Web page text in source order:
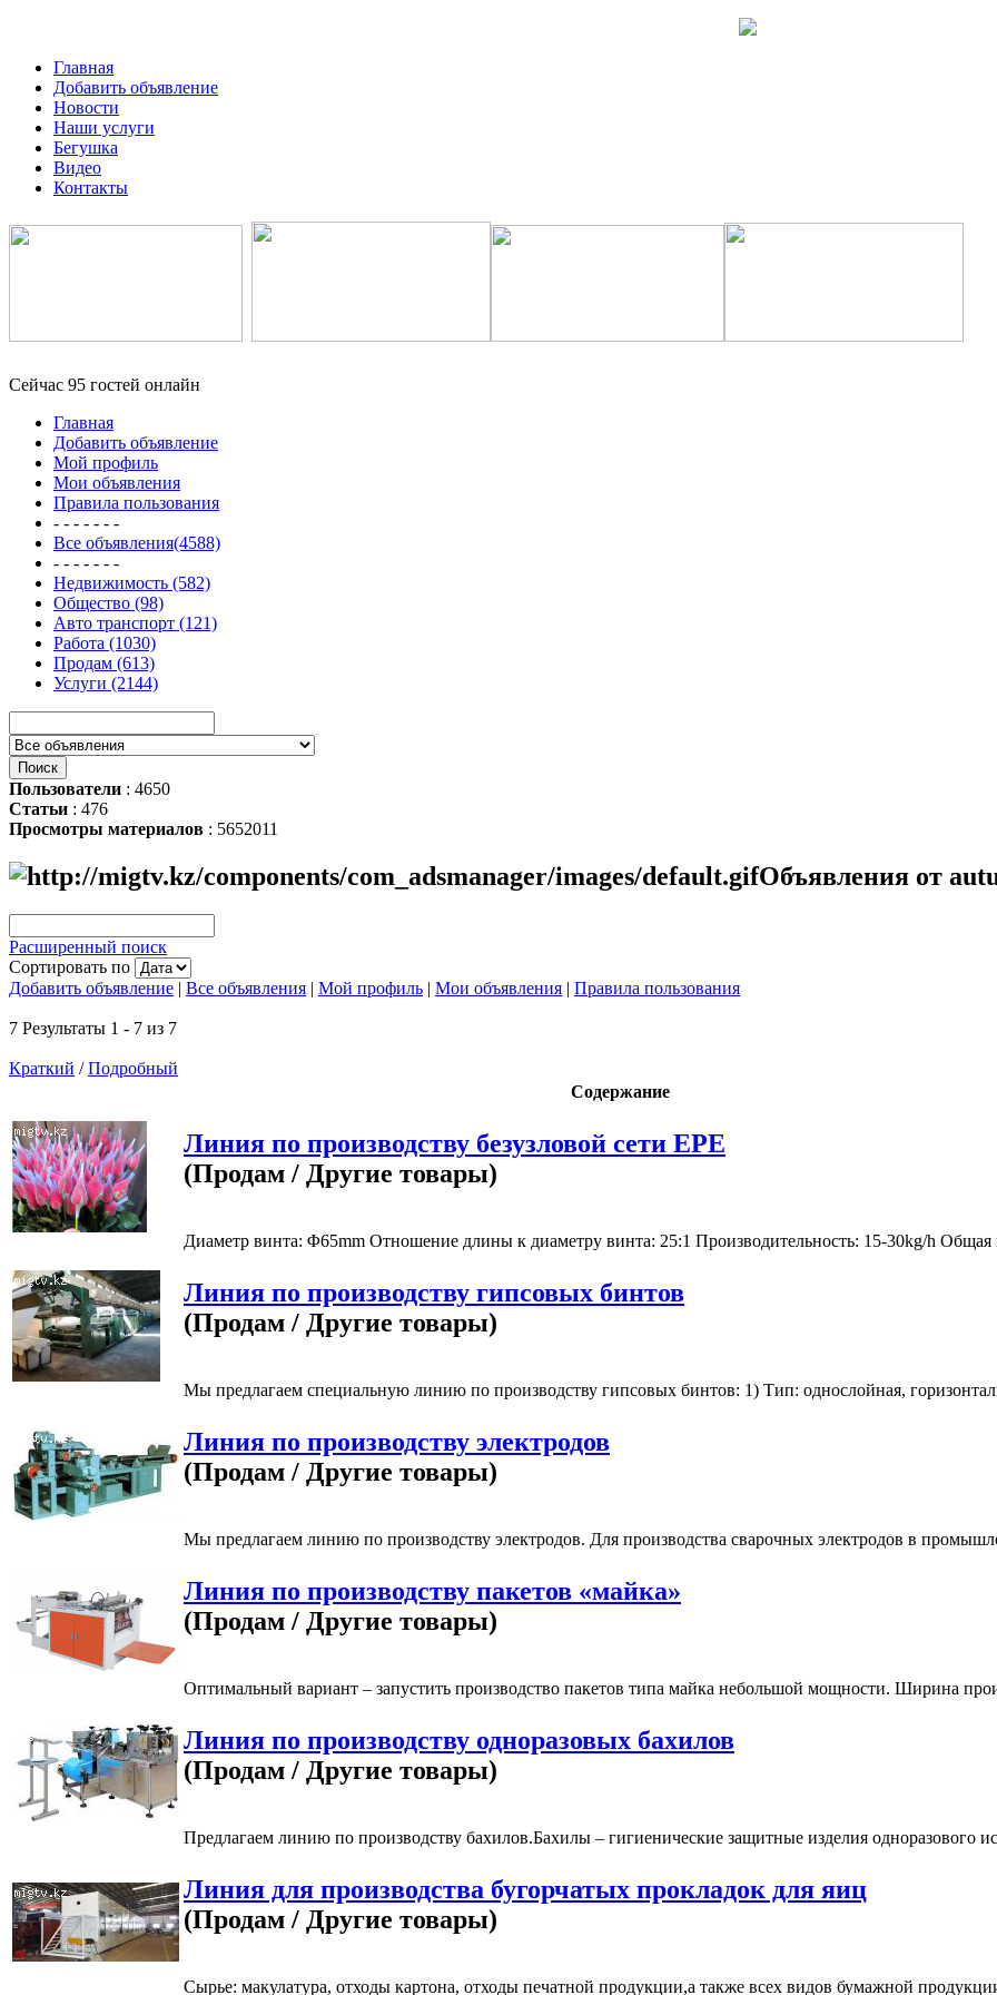
Главная
Добавить объявление
Новости
Наши услуги
Бегушка
Видео
Контакты
Сейчас 95 гостей онлайн
Главная
Добавить объявление
Мой профиль
Мои объявления
Правила пользования
- - - - - - -
Все объявления(4588)
- - - - - - -
Недвижимость (582)
Общество (98)
Авто транспорт (121)
Работа (1030)
Продам (613)
Услуги (2144)
Пользователи : 4650
Статьи : 476
Просмотры материалов : 5652011
Объявления от
Расширенный поиск
Сортировать по
Добавить объявление | Все объявления | Мой профиль | Мои объявления | Правила пользования
7 Результаты 1 - 7 из 7
Краткий /Подробный
Содержание
Линия по производству безузловой сети EPE
(Продам / Другие товары)
Диаметр винта: Φ65mm Отношение длины к диаметру винта: 25:1 Производительность: 15-30kg/h Общая
Линия по производству гипсовых бинтов
(Продам / Другие товары)
Мы предлагаем специальную линию по производству гипсовых бинтов: 1) Тип: однослойная,
Линия по производству электродов
(Продам / Другие товары)
Мы предлагаем линию по производству электродов. Для производства сварочных электродов в
Линия по производству пакетов «майка»
(Продам / Другие товары)
Оптимальный вариант – запустить производство пакетов типа майка небольшой мощности. Ширина
Линия по производству одноразовых бахилов
(Продам / Другие товары)
Предлагаем линию по производству бахилов.Бахилы – гигиенические защитные изделия одноразового
Линия для производства бугорчатых прокладок для яиц
(Продам / Другие товары)
Сырье: макулатура, отходы картона, отходы печатной продукции,а также всех видов бумажной